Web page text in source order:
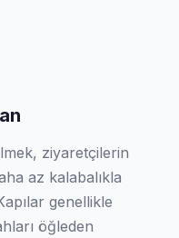
ziyaretçilerin
az kalabalıkla
genellikle
öğleden